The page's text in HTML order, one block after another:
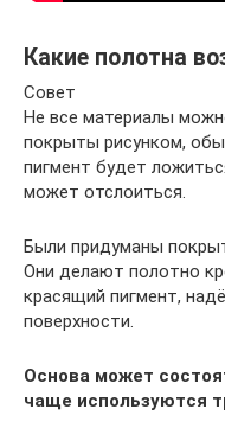
Какие полотна
Совет
Не все материалы
покрыты рисунком,
пигмент будет
может отслоиться.
Были придуманы
Они делают полотно
красящий пигмент,
поверхности.
Основа может
чаще используются